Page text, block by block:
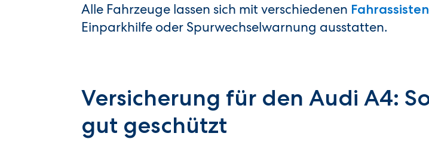
Alle Fahrzeuge lassen sich mit verschiedenen
Einparkhilfe oder Spurwechselwarnung ausstatten.
Versicherung für den Audi A4:
gut geschützt